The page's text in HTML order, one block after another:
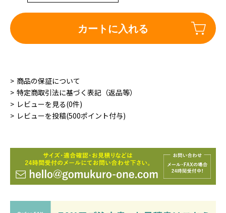
カートに入れる
商品の保証について
特定商取引法に基づく表記（返品等）
レビューを見る(0件)
レビューを投稿(500ポイント付与)